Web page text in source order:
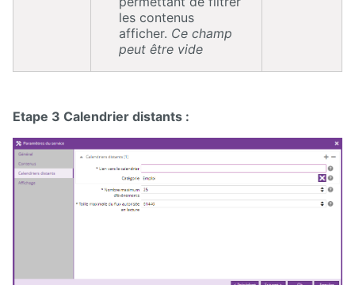
les contenus
afficher. Ce champ
peut être vide
Etape 3 Calendrier distants :